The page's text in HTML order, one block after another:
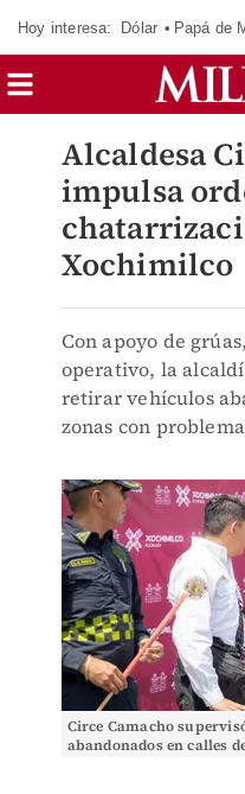
Hoy interesa: Dólar Papá de
Alcaldesa
impulsa
Xochimilco
Con apoyo de
operativo, la
retirar vehículos
zonas con
Circe Camacho
abandonados en calles